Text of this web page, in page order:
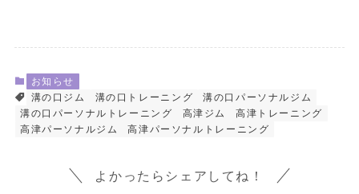
お知らせ
溝の口ジム
溝の口トレーニング
溝の口パーソナルジム
溝の口パーソナルトレーニング
高津ジム
高津トレーニング
高津パーソナルジム
高津パーソナルトレーニング
よかったらシェアしてね！